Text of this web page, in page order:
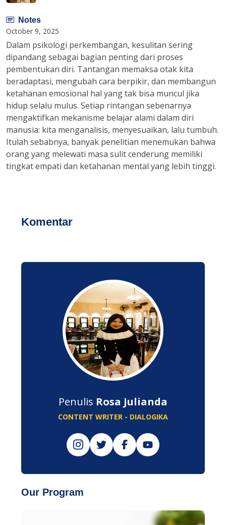
Notes
October 9, 2025
Dalam psikologi perkembangan, kesulitan sering
dipandang sebagai bagian penting dari proses
pembentukan diri. Tantangan memaksa otak kita
beradaptasi, mengubah cara berpikir, dan membangun
ketahanan emosional hal yang tak bisa muncul jika
hidup selalu mulus. Setiap rintangan sebenarnya
mengaktifkan mekanisme belajar alami dalam diri
manusia: kita menganalisis, menyesuaikan, lalu tumbuh.
Itulah sebabnya, banyak penelitian menemukan bahwa
orang yang melewati masa sulit cenderung memiliki
tingkat empati dan ketahanan mental yang lebih tinggi.
Komentar
Penulis Rosa Julianda
CONTENT WRITER - DIALOGIKA
Our Program